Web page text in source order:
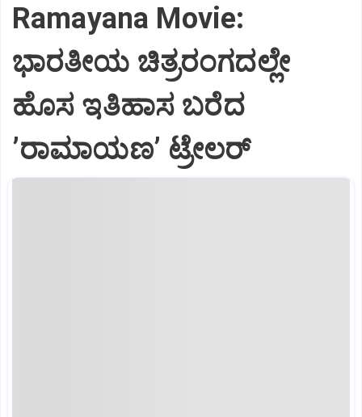
Ramayana Movie:
ಭಾರತೀಯ ಚಿತ್ರರಂಗದಲ್ಲೇ
ಹೊಸ ಇತಿಹಾಸ ಬರೆದ
ʼರಾಮಾಯಣʼ ಟ್ರೇಲರ್